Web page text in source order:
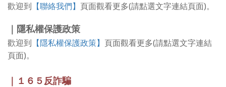
歡迎到 【聯絡我們】 頁面觀看更多(請點選文字連結頁面)。
隱私權保護政策
歡迎到 【隱私權保護政策】 頁面觀看更多(請點選文字連結
頁面)。
｜１６５反詐騙